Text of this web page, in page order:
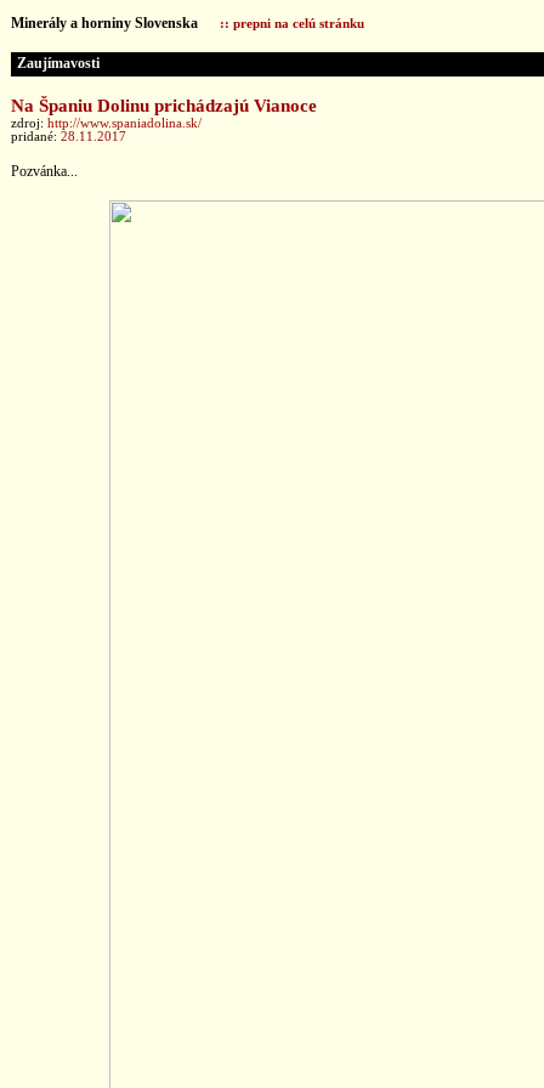
Minerály a horniny Slovenska :: prepni na celú stránku
Zaujímavosti
Na Španiu Dolinu prichádzajú Vianoce
zdroj: http://www.spaniadolina.sk/
pridané: 28.11.2017
Pozvánka...